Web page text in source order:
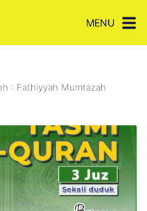
MENU
: Fathiyyah Mumtazah